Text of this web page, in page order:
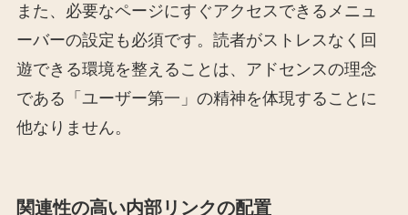
また、必要なページにすぐアクセスできるメニュ
ーバーの設定も必須です。読者がストレスなく回
遊できる環境を整えることは、アドセンスの理念
である「ユーザー第一」の精神を体現することに
他なりません。
関連性の高い内部リンクの配置